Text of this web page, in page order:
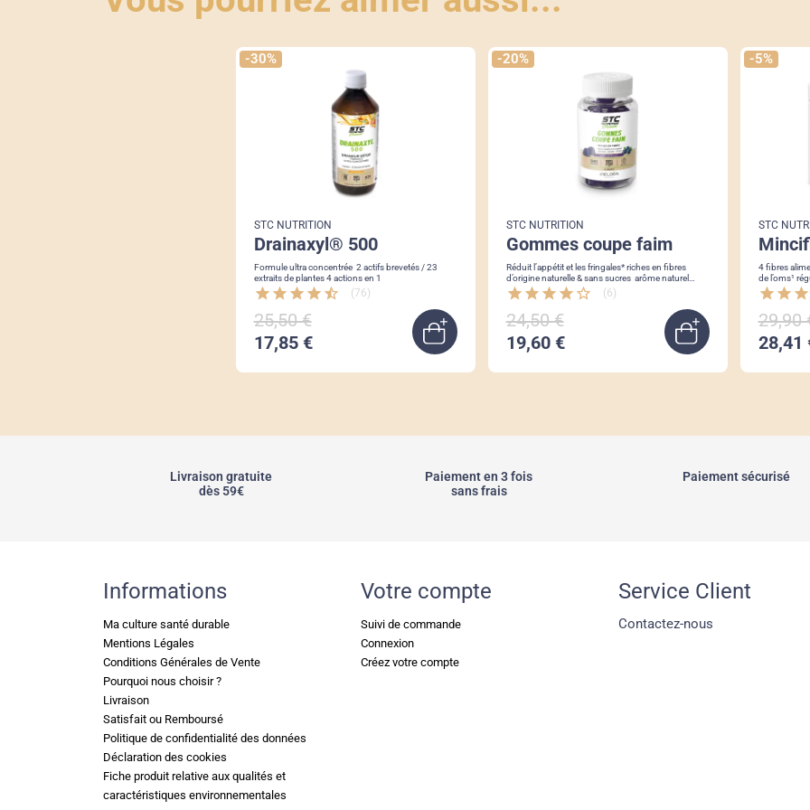
-30%
drainaxyl® 500
STC NUTRITION
Formule ultra concentrée 2 actifs brevetés / 23
extraits de plantes 4 actions en 1
star star star star star_half (76)
25,50 €
17,85 €
Quick view
-20%
gommes coupe faim
STC NUTRITION
Réduit l’appétit et les fringales* riches en fibres
d’origine naturelle & sans sucres arôme naturel
myrtille
star star star star star_border (6)
24,50 €
19,60 €
Ajouter au
-5%
STC
4 fibres
de l’oms¹ régule la glycémie favorise la perte de
star star star
29,90
28,41
Livraison gratuite
dès 59€
Paiement en 3 fois
sans frais
Paiement sécurisé
Informations
Ma culture santé durable
Mentions Légales
Conditions Générales de Vente
Pourquoi nous choisir ?
Livraison
Satisfait ou Remboursé
Politique de confidentialité des données
Déclaration des cookies
Fiche produit relative aux qualités et
caractéristiques environnementales
Votre compte
Suivi de commande
Connexion
Créez votre compte
Service Client
Contactez-nous